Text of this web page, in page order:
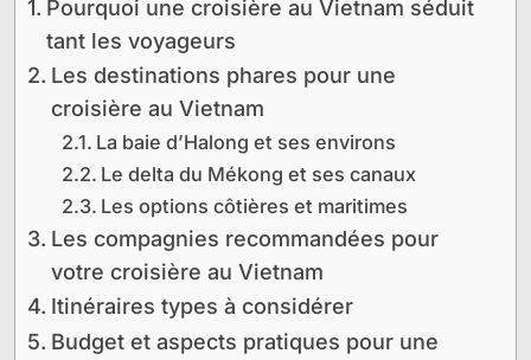
Pourquoi une croisière au Vietnam séduit
tant les voyageurs
Les destinations phares pour une
croisière au Vietnam
La baie d’Halong et ses environs
Le delta du Mékong et ses canaux
Les options côtières et maritimes
Les compagnies recommandées pour
votre croisière au Vietnam
Itinéraires types à considérer
Budget et aspects pratiques pour une